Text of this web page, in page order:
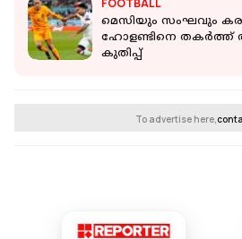
FOOTBALL
മെസിയും സംഘവും
ഹോളണ്ടിനെ തകർത്ത്
കുതിപ്പ്
To advertise here,